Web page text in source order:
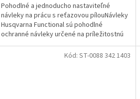
Pohodlné a jednoducho nastaviteľné
návleky na prácu s reťazovou pílouNávleky
Husqvarna Functional sú pohodlné
ochranné návleky určené na príležitostnú
prácu s reťazovou pílou za...
Kód: ST-0088 342 1403